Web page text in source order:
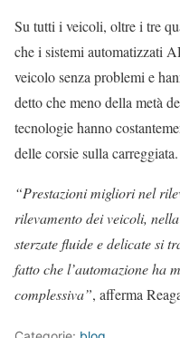
Su tutti i veicoli, oltre i tre
che i sistemi automatizzati
veicolo senza problemi e
detto che meno della metà
tecnologie hanno
delle corsie sulla carreggiata.
“Prestazioni migliori nel
rilevamento dei veicoli,
sterzate fluide e delicate si
fatto che l’automazione ha
complessiva”, afferma